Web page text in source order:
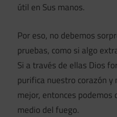
útil en Sus manos.
Por eso, no debemos
pruebas, como si algo
Si a través de ellas Dios
purifica nuestro corazón
mejor, entonces podemos
medio del fuego.